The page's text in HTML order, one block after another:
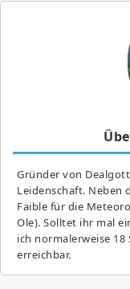
Gründer von
Leidenschaft. Neben
Fai­ble für die
Ole). Solltet ihr mal
ich normalerweise 18
erreichbar.